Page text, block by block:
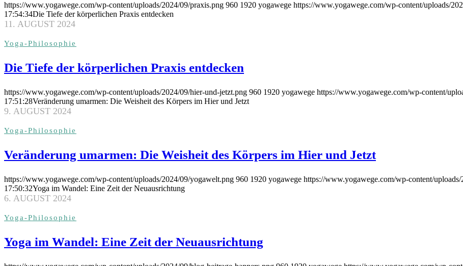
Yoga-Philosophie
Die Tiefe der körperlichen Praxis entdecken
11. AUGUST 2024
https://www.yogawege.com/wp-content/uploads/2024/09/praxis.png 960 1920 yogawege https://www.yogawege.com/wp-content/uploads/
17:54:34Die Tiefe der körperlichen Praxis entdecken
Yoga-Philosophie
Veränderung umarmen: Die Weisheit des Körpers im Hier und Jetzt
9. AUGUST 2024
https://www.yogawege.com/wp-content/uploads/2024/09/hier-und-jetzt.png 960 1920 yogawege https://www.yogawege.com/wp-content/
17:51:28Veränderung umarmen: Die Weisheit des Körpers im Hier und Jetzt
Yoga-Philosophie
Yoga im Wandel: Eine Zeit der Neuausrichtung
6. AUGUST 2024
https://www.yogawege.com/wp-content/uploads/2024/09/yogawelt.png 960 1920 yogawege https://www.yogawege.com/wp-content/
17:50:32Yoga im Wandel: Eine Zeit der Neuausrichtung